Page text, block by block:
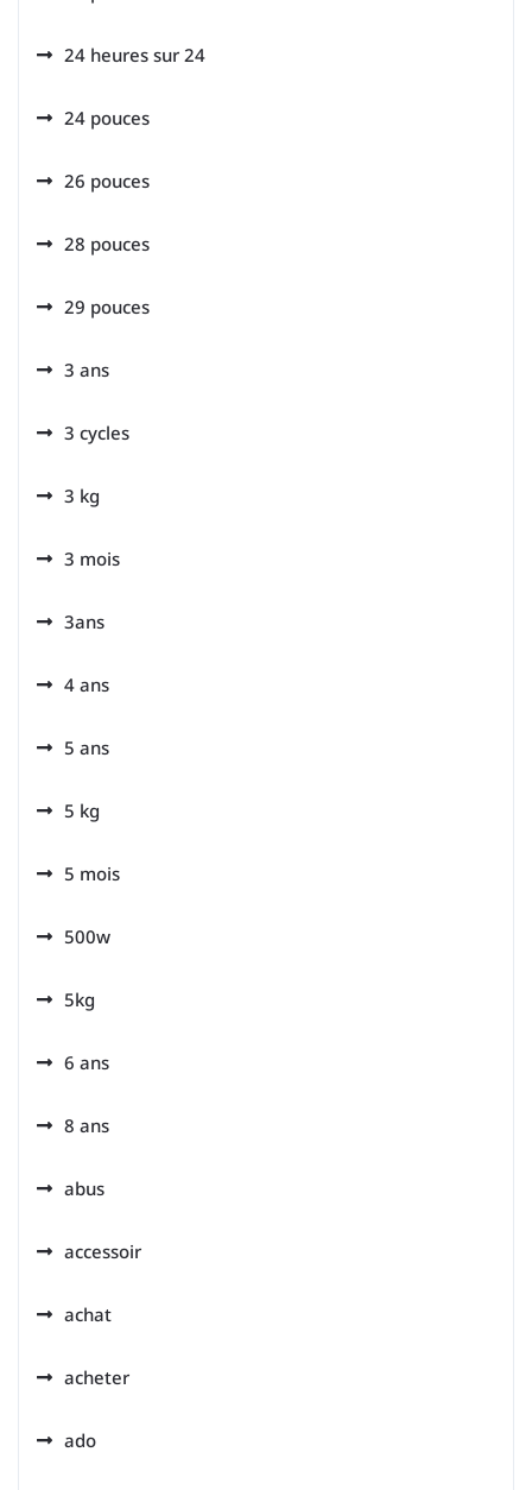
24 heures sur 24
24 pouces
26 pouces
28 pouces
29 pouces
3 ans
3 cycles
3 kg
3 mois
3ans
4 ans
5 ans
5 kg
5 mois
500w
5kg
6 ans
8 ans
abus
accessoir
achat
acheter
ado